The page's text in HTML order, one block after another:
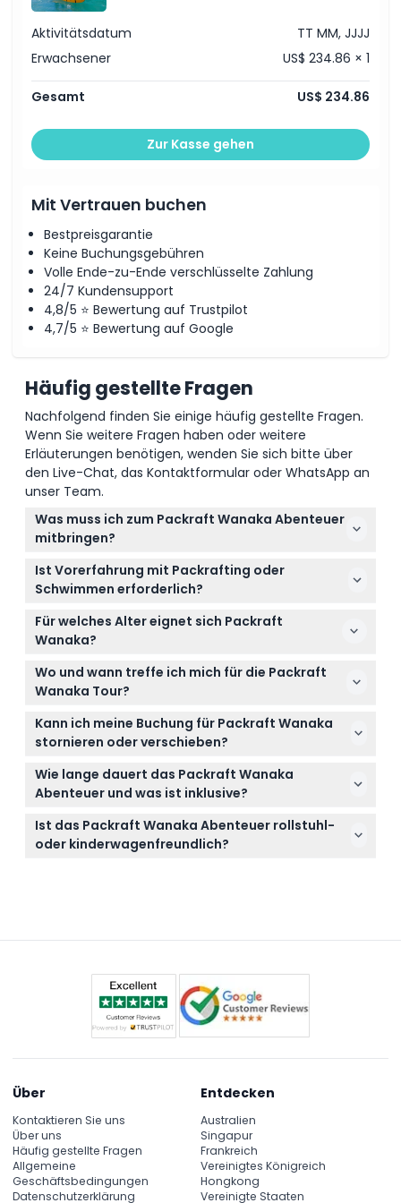
Dinge, die Sie wissen sollten
Ort
Aktivitätsdatum
TT MM, JJJJ
Erwachsener
US$ 234.86 × 1
Gesamt US$ 234.86
Zur Kasse gehen
Mit Vertrauen buchen
Bestpreisgarantie
Keine Buchungsgebühren
Volle Ende-zu-Ende verschlüsselte Zahlung
24/7 Kundensupport
4,8/5 ⭐ Bewertung auf Trustpilot
4,7/5 ⭐ Bewertung auf Google
Häufig gestellte Fragen
Nachfolgend finden Sie einige häufig gestellte Fragen.
Wenn Sie weitere Fragen haben oder weitere
Erläuterungen benötigen, wenden Sie sich bitte über
den Live-Chat, das Kontaktformular oder WhatsApp an
unser Team.
Was muss ich zum Packraft Wanaka Abenteuer
mitbringen?
Bringen Sie einfach Abenteuerlust und Badesachen
mit – alles andere wie Neoprenanzüge, Helme und
Sonnenschutz und ein Handtuch für nach der Tour.
Ist Vorerfahrung mit Packrafting oder
Schwimmen erforderlich?
Sie benötigen keine Packrafting-Erfahrung, müssen
aber schwimmen können und über mittlere
teilzunehmen.
Für welches Alter eignet sich Packraft
Wanaka?
Diese Aktivität ist für alle ab 10 Jahren geeignet,
einschließlich Kindern und Erwachsenen, sofern die
Neoprenanzuggrößenanforderungen erfüllen.
Wo und wann treffe ich mich für die Packraft
Wanaka Tour?
Treffen Sie sich täglich um 8:15 Uhr außerhalb des
Wānaka i-SITE in der Ardmore Straße,
vorbehalten – bitte bei der Buchung bestätigen).
Kann ich meine Buchung für Packraft Wanaka
stornieren oder verschieben?
Tickets sind nicht erstattungsfähig und können
nicht storniert oder verschoben werden. Wählen Sie
Buchung aus.
Wie lange dauert das Packraft Wanaka
Abenteuer und was ist inklusive?
Die geführte Tour dauert etwa 7-8 Stunden und
beinhaltet eine landschaftliche Fahrt, gesamte
Ausrüstung, fachkundige Anleitung, ein Picknick-
Ist das Packraft Wanaka Abenteuer rollstuhl-
oder kinderwagenfreundlich?
Über
Kontaktieren Sie uns
Über uns
Häufig gestellte Fragen
Allgemeine
Geschäftsbedingungen
Datenschutzerklärung
Entdecken
Australien
Singapur
Frankreich
Vereinigtes Königreich
Hongkong
Vereinigte Staaten